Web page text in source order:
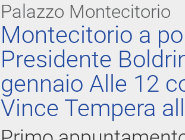
Palazzo Montecitorio
Montecitorio a
Presidente
gennaio Alle 12
Vince Tempera